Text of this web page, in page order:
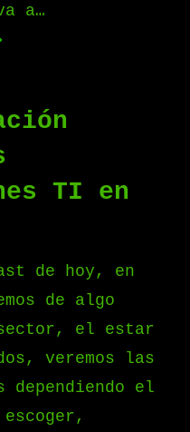
a…
TI en
de hoy, en
de algo
el estar
veremos las
dependiendo el
escoger,